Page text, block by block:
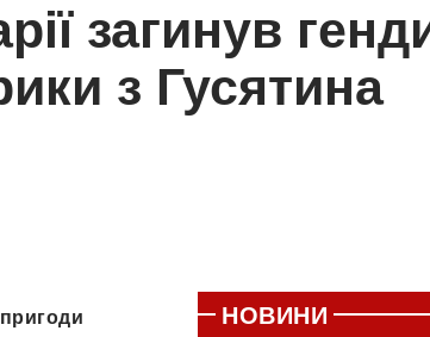
загинув
з Гусятина
НОВИНИ